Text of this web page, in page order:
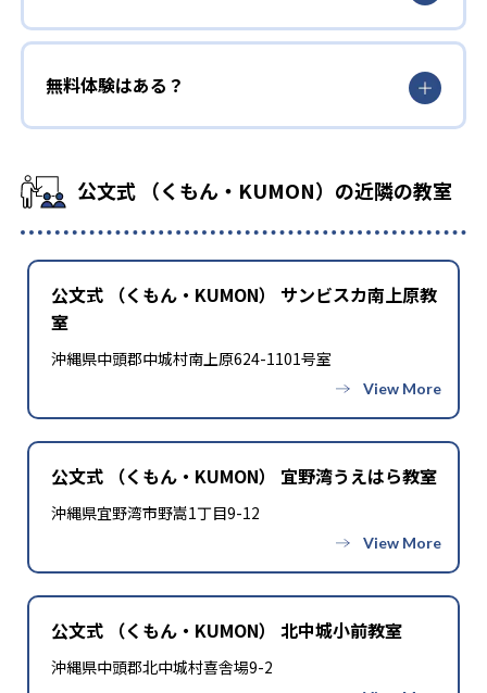
無料体験はある？
公文式 （くもん・KUMON）の近隣の教室
公文式 （くもん・KUMON） サンビスカ南上原教
室
沖縄県中頭郡中城村南上原624-1101号室
公文式 （くもん・KUMON） 宜野湾うえはら教室
沖縄県宜野湾市野嵩1丁目9-12
公文式 （くもん・KUMON） 北中城小前教室
沖縄県中頭郡北中城村喜舎場9-2